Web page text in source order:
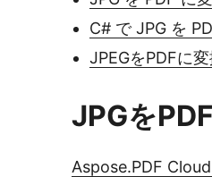
C# で JPG を
JPEGをPDFに
JPGを
Aspose.PDF